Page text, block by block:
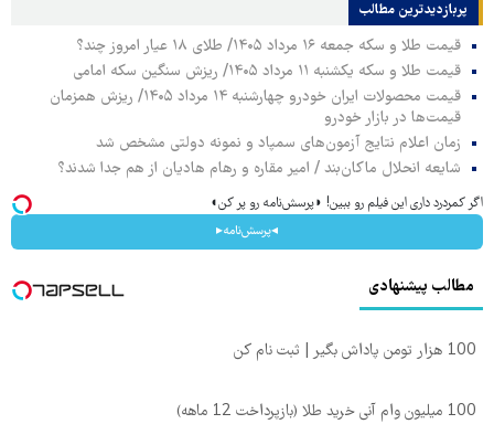
پربازدیدترین‌ مطالب
قیمت طلا و سکه جمعه ۱۶ مرداد ۱۴۰۵/ طلای ۱۸ عیار امروز چند؟
قیمت طلا و سکه یکشنبه ۱۱ مرداد ۱۴۰۵/ ریزش سنگین سکه امامی
قیمت محصولات ایران خودرو چهارشنبه ۱۴ مرداد ۱۴۰۵/ ریزش همزمان
قیمت‌ها در بازار خودرو
زمان اعلام نتایج آزمون‌های سمپاد و نمونه دولتی مشخص شد
شایعه انحلال ماکان‌بند / امیر مقاره و رهام هادیان از هم جدا شدند؟
اگر کمردرد داری این فیلم رو ببین! ◗پرسش‌نامه رو پر کن◖
◂پرسش‌نامه▸
مطالب پیشنهادی
100 هزار تومن پاداش بگیر | ثبت نام کن
100 میلیون وام آنی خرید طلا (بازپرداخت 12 ماهه)